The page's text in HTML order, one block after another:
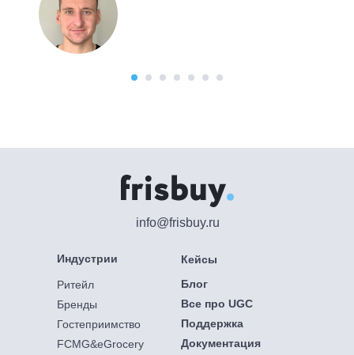
info@frisbuy.ru
Поддержка
Документация
Блог
Кейсы
Индустрии
Ритейл
Бренды
Гостеприимство
FCMG&eGrocery
Все про UGC